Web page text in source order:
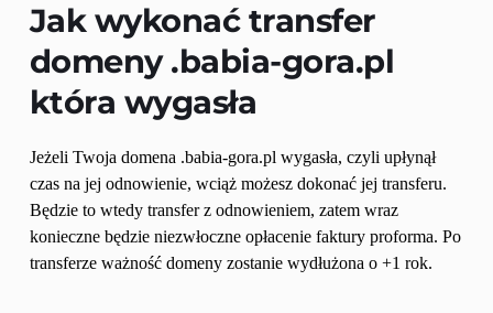
Jak wykonać transfer
domeny .babia-gora.pl
która wygasła
Jeżeli Twoja domena .babia-gora.pl wygasła, czyli upłynął
czas na jej odnowienie, wciąż możesz dokonać jej transferu.
Będzie to wtedy transfer z odnowieniem, zatem wraz
konieczne będzie niezwłoczne opłacenie faktury proforma. Po
transferze ważność domeny zostanie wydłużona o +1 rok.